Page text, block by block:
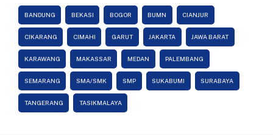
BANDUNG BEKASI BOGOR BUMN CIANJUR
CIKARANG CIMAHI GARUT JAKARTA JAWA BARAT
KARAWANG MAKASSAR MEDAN PALEMBANG
SEMARANG SMA/SMK SMP SUKABUMI SURABAYA
TANGERANG TASIKMALAYA